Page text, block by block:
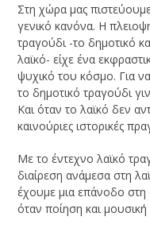
Στη χώρα μας
γενικό κανόνα. Η
τραγούδι -το δημοτικό
λαϊκό- είχε ένα
ψυχικό του κόσμο. Για
το δημοτικό τραγούδι
Και όταν το λαϊκό δεν
καινούριες ιστορικές
Με το έντεχνο λαϊκό
διαίρεση ανάμεσα στη
έχουμε μια επάνοδο
όταν ποίηση και